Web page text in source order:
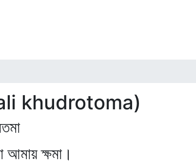
khudrotoma)
ক্ষমা।